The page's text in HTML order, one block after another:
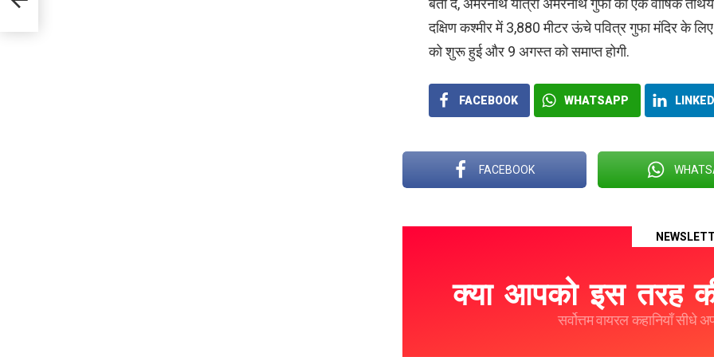
बता दें, अमरनाथ यात्रा अमरनाथ गुफा की एक वार्षिक
दक्षिण कश्मीर में 3,880 मीटर ऊंचे पवित्र गुफा मंदिर के
को शुरू हुई और 9 अगस्त को समाप्त होगी.
FACEBOOK WHATSAPP
FACEBOOK
क्या आपको इस तरह
सर्वोत्तम वायरल कहानियाँ सीधे